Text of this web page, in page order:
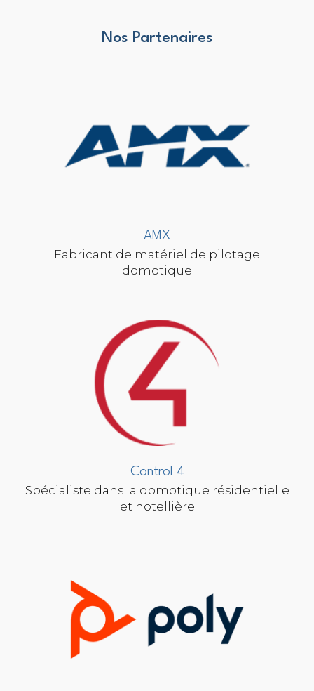
Nos Partenaires
AMX
Fabricant de matériel de pilotage
domotique
Control 4
Spécialiste dans la domotique résidentielle
et hotellière